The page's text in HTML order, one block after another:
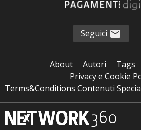
Gestione digitale dei documenti
Seguici
About Autori Tags
Privacy e Cookie
Terms&Conditions Contenuti